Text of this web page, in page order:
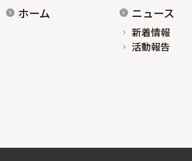
ホーム ニュース
新着情報
活動報告